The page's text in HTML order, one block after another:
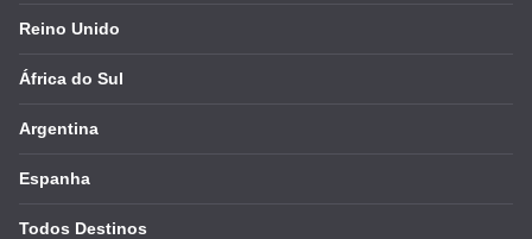
Reino Unido
África do Sul
Argentina
Espanha
Todos Destinos